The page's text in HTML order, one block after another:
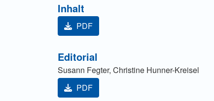
Inhalt
PDF
Editorial
Susann Fegter, Christine Hunner-Kreisel
PDF